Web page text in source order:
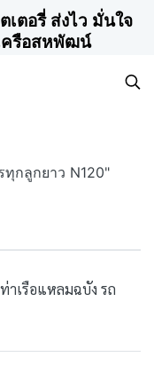
ตอรี่ ส่งไว มั่นใจ
ครือสหพัฒน์
กลูกยาว N120"
าเรือแหลมฉบัง รถ